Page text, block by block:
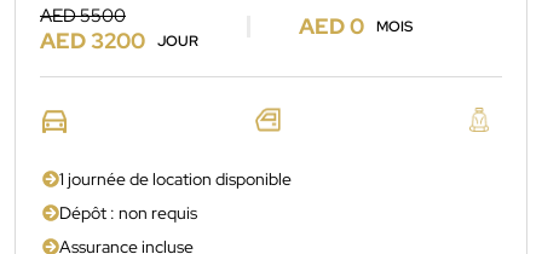
AED 5500
AED 3200 JOUR
AED 0 MOIS
1 journée de location disponible
Dépôt : non requis
Assurance incluse